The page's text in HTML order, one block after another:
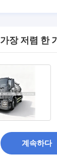
가장 저렴 한
계속하다